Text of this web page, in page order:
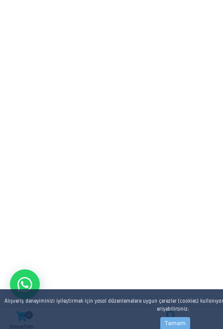
Arama
Sepetim
0
Alışveriş deneyiminizi iyileştirmek için yasal düzenlemelere uygun çerezler (cookies)
erişebilirsiniz.
Tamam